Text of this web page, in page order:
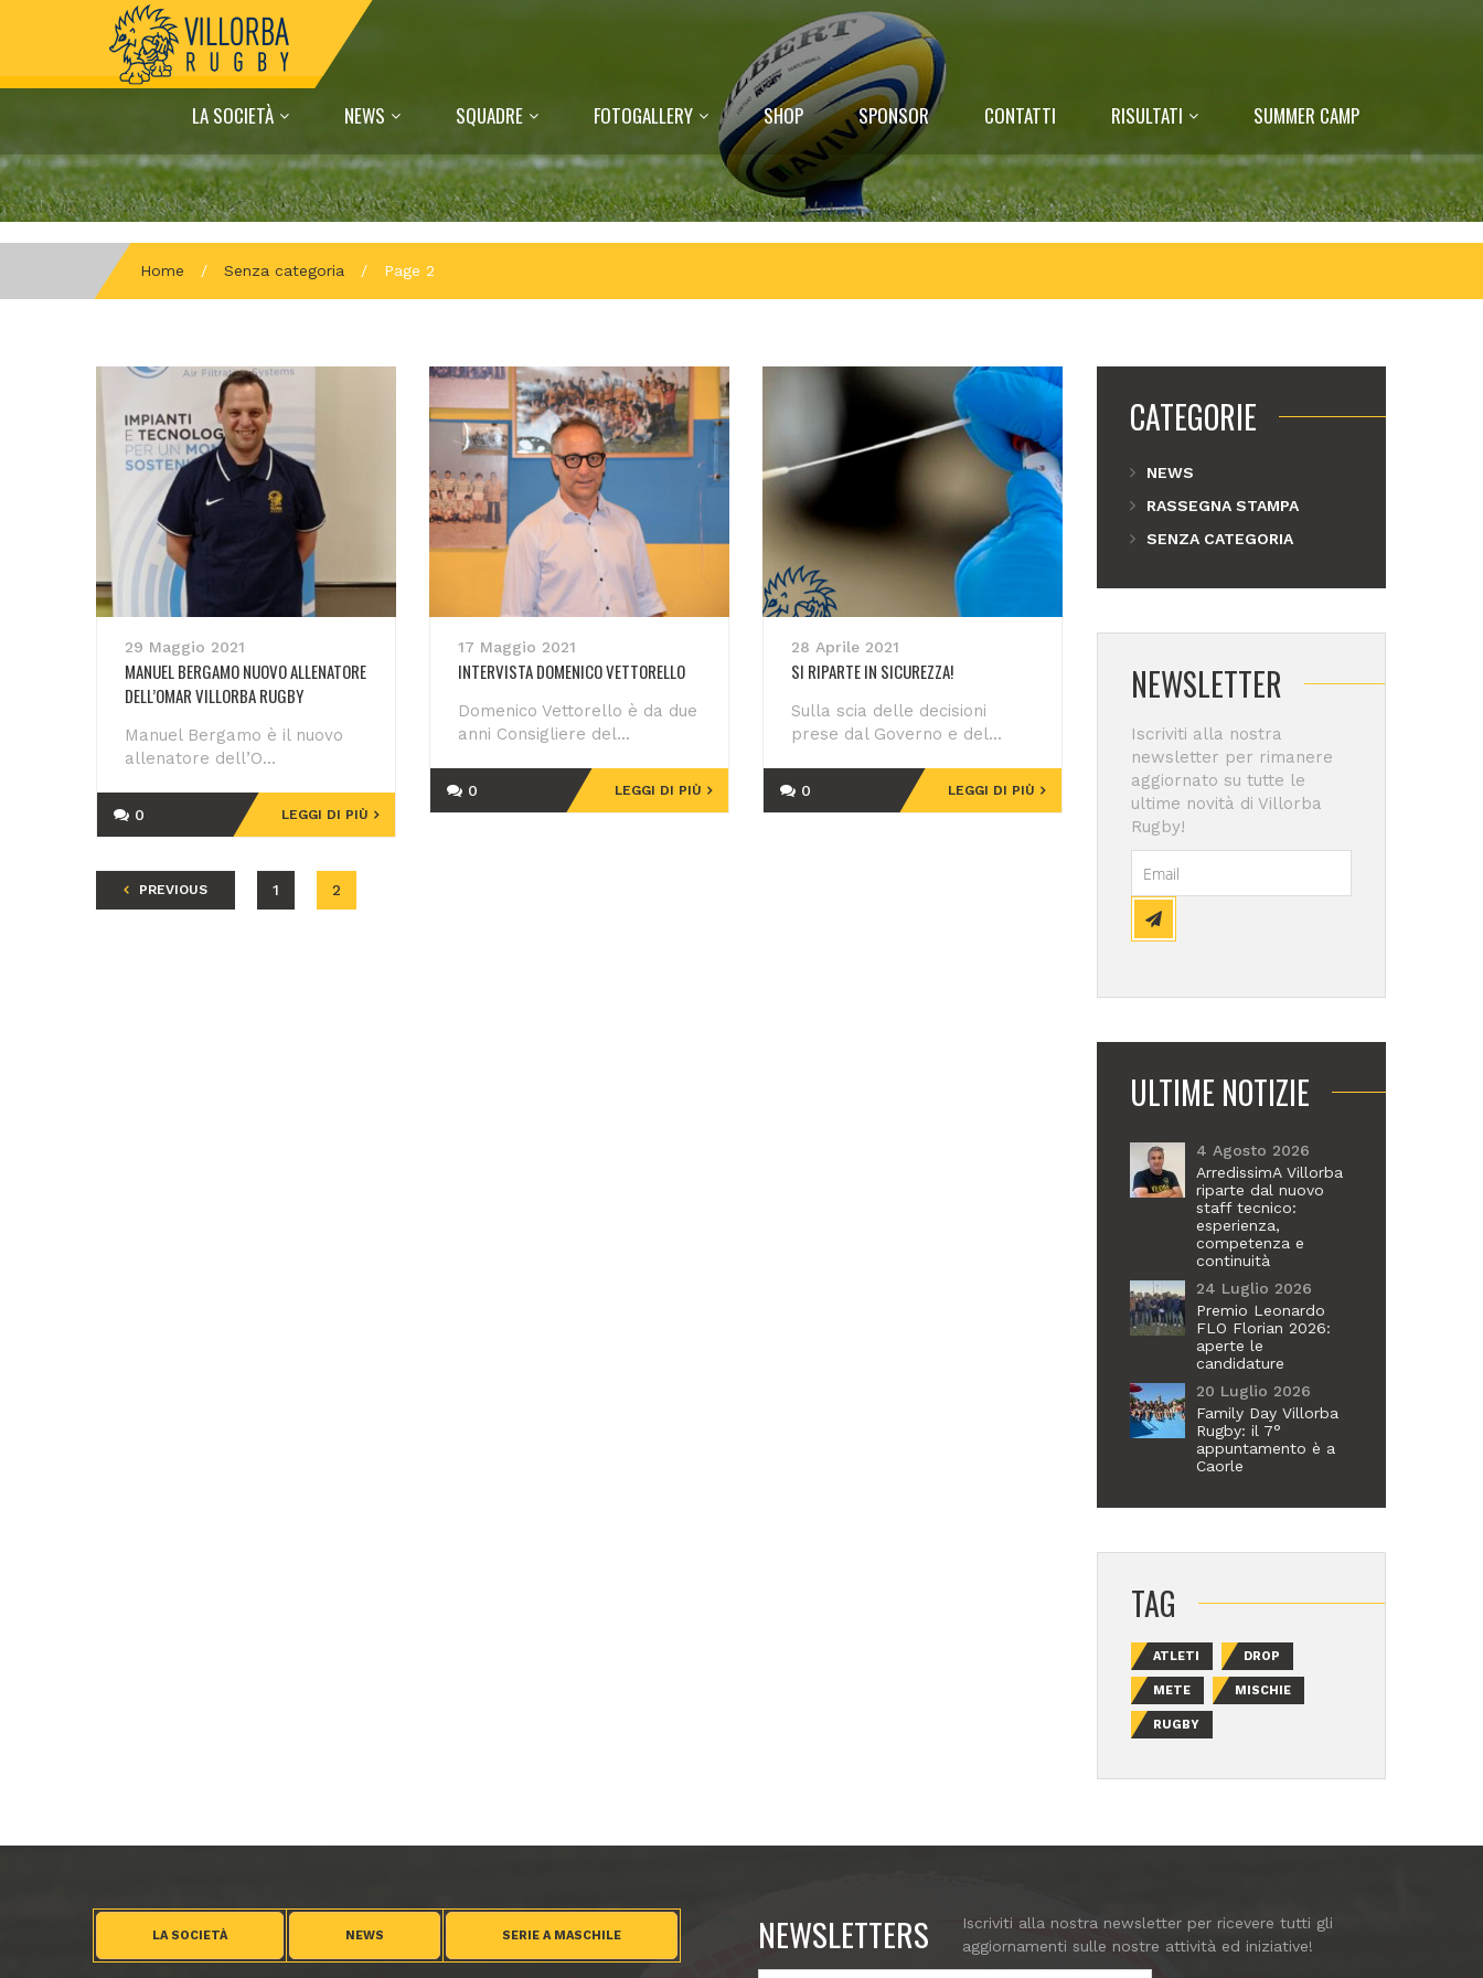
LA SOCIETÀ NEWS SQUADRE FOTOGALLERY SHOP SPONSOR CONTATTI RISULTATI SUMMER CAMP
Home / Senza categoria / Page 2
29 Maggio 2021
MANUEL BERGAMO NUOVO ALLENATORE
DELL’OMAR VILLORBA RUGBY
Manuel Bergamo è il nuovo
allenatore dell’O...
0 LEGGI DI PIÙ
17 Maggio 2021
INTERVISTA DOMENICO VETTORELLO
Domenico Vettorello è da due
anni Consigliere del...
0 LEGGI DI PIÙ
28 Aprile 2021
SI RIPARTE IN SICUREZZA!
Sulla scia delle decisioni
prese dal Governo e del...
0 LEGGI DI PIÙ
PREVIOUS 1 2
CATEGORIE
NEWS
RASSEGNA STAMPA
SENZA CATEGORIA
NEWSLETTER
Iscriviti alla nostra
newsletter per rimanere
aggiornato su tutte le
ultime novità di Villorba
Rugby!
ULTIME NOTIZIE
4 Agosto 2026
ArredissimA Villorba
riparte dal nuovo
staff tecnico:
esperienza,
competenza e
continuità
24 Luglio 2026
Premio Leonardo
FLO Florian 2026:
aperte le
candidature
20 Luglio 2026
Family Day Villorba
Rugby: il 7°
appuntamento è a
Caorle
TAG
ATLETI DROP
METE MISCHIE
RUGBY
LA SOCIETÀ NEWS SERIE A MASCHILE NEWSLETTERS
Iscriviti alla nostra newsletter per ricevere tutti gli
aggiornamenti sulle nostre attività ed iniziative!